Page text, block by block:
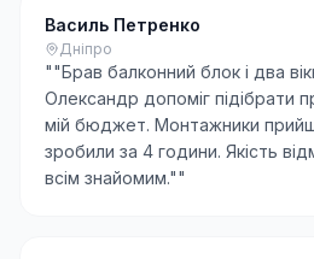
Василь Петренко
Дніпро
""Брав балконний блок і два
Олександр допоміг підібрати
мій бюджет. Монтажники
зробили за 4 години. Якість
всім знайомим.""